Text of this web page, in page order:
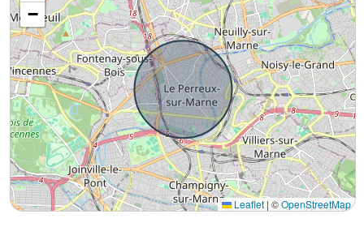
−
Leaflet | ©OpenStreetMap